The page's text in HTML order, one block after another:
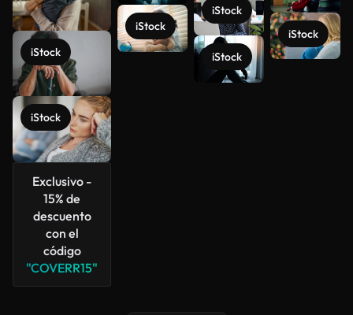
iStock
iStock
Exclusivo -
15% de
descuento
con el
código
"COVERR15"
iStock
iStock
iStock
iStock